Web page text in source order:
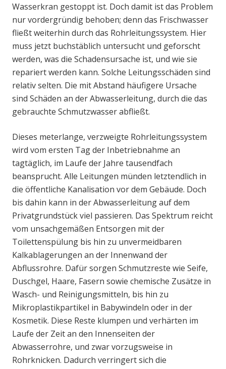
Wasserkran gestoppt ist. Doch damit ist das Problem
nur vordergründig behoben; denn das Frischwasser
fließt weiterhin durch das Rohrleitungssystem. Hier
muss jetzt buchstäblich untersucht und geforscht
werden, was die Schadensursache ist, und wie sie
repariert werden kann. Solche Leitungsschäden sind
relativ selten. Die mit Abstand häufigere Ursache
sind Schäden an der Abwasserleitung, durch die das
gebrauchte Schmutzwasser abfließt.
Dieses meterlange, verzweigte Rohrleitungssystem
wird vom ersten Tag der Inbetriebnahme an
tagtäglich, im Laufe der Jahre tausendfach
beansprucht. Alle Leitungen münden letztendlich in
die öffentliche Kanalisation vor dem Gebäude. Doch
bis dahin kann in der Abwasserleitung auf dem
Privatgrundstück viel passieren. Das Spektrum reicht
vom unsachgemäßen Entsorgen mit der
Toilettenspülung bis hin zu unvermeidbaren
Kalkablagerungen an der Innenwand der
Abflussrohre. Dafür sorgen Schmutzreste wie Seife,
Duschgel, Haare, Fasern sowie chemische Zusätze in
Wasch- und Reinigungsmitteln, bis hin zu
Mikroplastikpartikel in Babywindeln oder in der
Kosmetik. Diese Reste klumpen und verhärten im
Laufe der Zeit an den Innenseiten der
Abwasserrohre, und zwar vorzugsweise in
Rohrknicken. Dadurch verringert sich die